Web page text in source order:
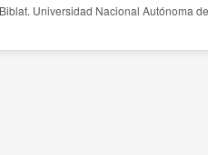
Universidad Nacional Autónoma